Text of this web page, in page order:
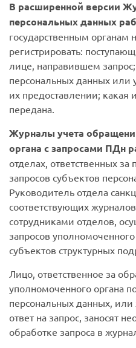
В расширенной версии
персональных данных
государственным органам
регистрировать:
лице, направившем
персональных данных или
их предоставлении;
передана.
Журналы учета
органа с запросами ПДн
отделах, ответственных
запросов субъектов
Руководитель отдела
соответствующих
сотрудниками отделов,
запросов
субъектов структурных
Лицо, ответственное за
уполномоченного органа
персональных данных,
ответ на запрос, заносят
обработке запроса в